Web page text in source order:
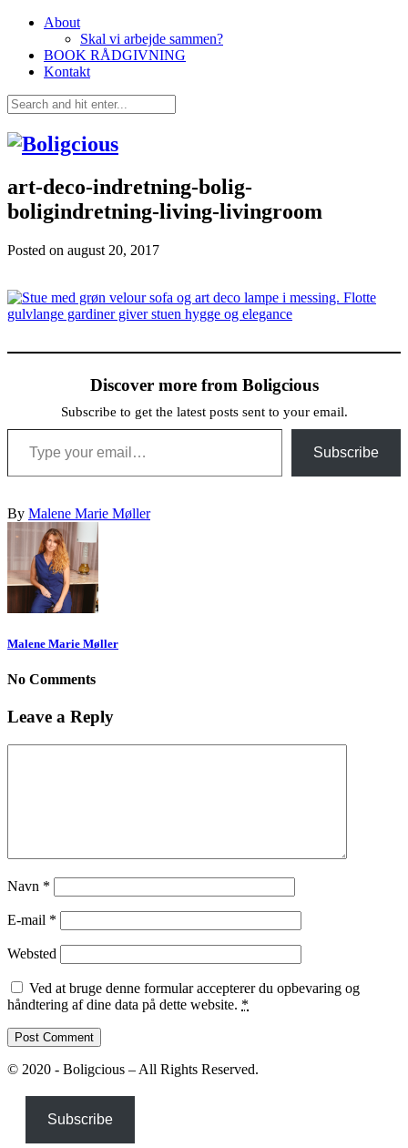
About
Skal vi arbejde sammen?
BOOK RÅDGIVNING
Kontakt
art-deco-indretning-bolig-
boligindretning-living-livingroom
Posted on august 20, 2017
Discover more from Boligcious
Subscribe to get the latest posts sent to your email.
Type your email…
Subscribe
By Malene Marie Møller
Malene Marie Møller
No Comments
Leave a Reply
Navn *
E-mail *
Websted
Ved at bruge denne formular accepterer du opbevaring og
håndtering af dine data på dette website. *
© 2020 - Boligcious – All Rights Reserved.
Subscribe